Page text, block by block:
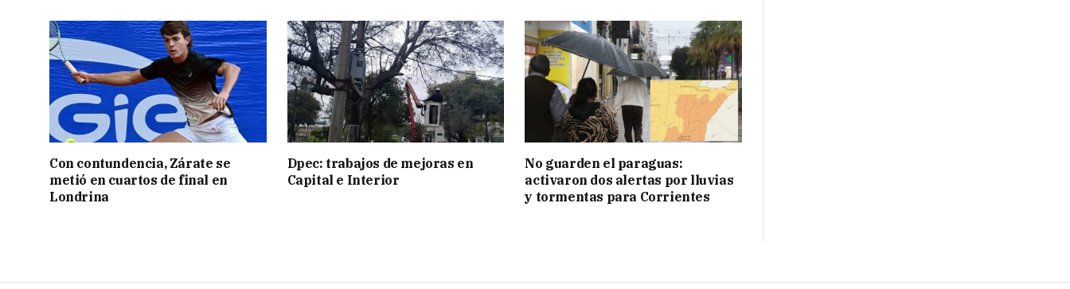
Con contundencia, Zárate se
metió en cuartos de final en
Londrina
Dpec: trabajos de mejoras en
Capital e Interior
No guarden el paraguas:
activaron dos alertas por lluvias
y tormentas para Corrientes